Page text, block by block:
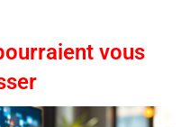
vous